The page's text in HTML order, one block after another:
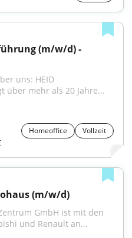
(m/w/d) -
uns: HEID
über mehr als 20 Jahre...
Homeoffice
Vollzeit
(m/w/d)
GmbH ist mit den
und Renault an...